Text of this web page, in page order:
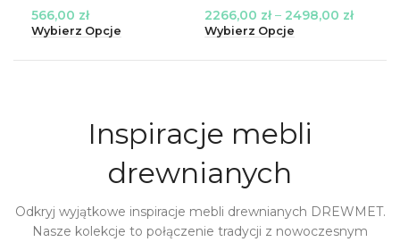
566,00 zł
Wybierz Opcje
2266,00 zł– 2498,00 zł
Wybierz Opcje
Inspiracje mebli
drewnianych
Odkryj wyjątkowe inspiracje mebli drewnianych DREWMET.
Nasze kolekcje to połączenie tradycji z nowoczesnym